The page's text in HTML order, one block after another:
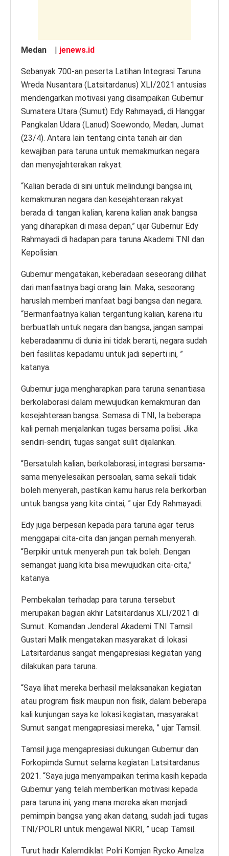
Medan | jenews.id
Sebanyak 700-an peserta Latihan Integrasi Taruna
Wreda Nusantara (Latsitardanus) XLI/2021 antusias
mendengarkan motivasi yang disampaikan Gubernur
Sumatera Utara (Sumut) Edy Rahmayadi, di Hanggar
Pangkalan Udara (Lanud) Soewondo, Medan, Jumat
(23/4). Antara lain tentang cinta tanah air dan
kewajiban para taruna untuk memakmurkan negara
dan menyejahterakan rakyat.
“Kalian berada di sini untuk melindungi bangsa ini,
kemakmuran negara dan kesejahteraan rakyat
berada di tangan kalian, karena kalian anak bangsa
yang diharapkan di masa depan,” ujar Gubernur Edy
Rahmayadi di hadapan para taruna Akademi TNI dan
Kepolisian.
Gubernur mengatakan, keberadaan seseorang dilihat
dari manfaatnya bagi orang lain. Maka, seseorang
haruslah memberi manfaat bagi bangsa dan negara.
“Bermanfaatnya kalian tergantung kalian, karena itu
berbuatlah untuk negara dan bangsa, jangan sampai
keberadaanmu di dunia ini tidak berarti, negara sudah
beri fasilitas kepadamu untuk jadi seperti ini, ”
katanya.
Gubernur juga mengharapkan para taruna senantiasa
berkolaborasi dalam mewujudkan kemakmuran dan
kesejahteraan bangsa. Semasa di TNI, Ia beberapa
kali pernah menjalankan tugas bersama polisi. Jika
sendiri-sendiri, tugas sangat sulit dijalankan.
“Bersatulah kalian, berkolaborasi, integrasi bersama-
sama menyelesaikan persoalan, sama sekali tidak
boleh menyerah, pastikan kamu harus rela berkorban
untuk bangsa yang kita cintai, ” ujar Edy Rahmayadi.
Edy juga berpesan kepada para taruna agar terus
menggapai cita-cita dan jangan pernah menyerah.
“Berpikir untuk menyerah pun tak boleh. Dengan
semangat juang kita bisa mewujudkan cita-cita,”
katanya.
Pembekalan terhadap para taruna tersebut
merupakan bagian akhir Latsitardanus XLI/2021 di
Sumut. Komandan Jenderal Akademi TNI Tamsil
Gustari Malik mengatakan masyarakat di lokasi
Latsitardanus sangat mengapresiasi kegiatan yang
dilakukan para taruna.
“Saya lihat mereka berhasil melaksanakan kegiatan
atau program fisik maupun non fisik, dalam beberapa
kali kunjungan saya ke lokasi kegiatan, masyarakat
Sumut sangat mengapresiasi mereka, ” ujar Tamsil.
Tamsil juga mengapresiasi dukungan Gubernur dan
Forkopimda Sumut selama kegiatan Latsitardanus
2021. “Saya juga menyampaikan terima kasih kepada
Gubernur yang telah memberikan motivasi kepada
para taruna ini, yang mana mereka akan menjadi
pemimpin bangsa yang akan datang, sudah jadi tugas
TNI/POLRI untuk mengawal NKRI, ” ucap Tamsil.
Turut hadir Kalemdiklat Polri Komjen Rycko Amelza